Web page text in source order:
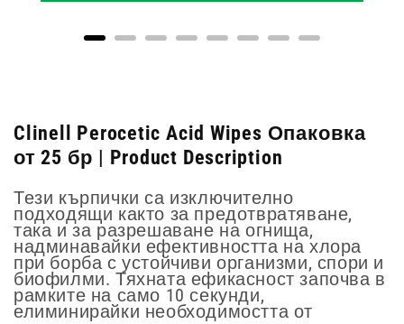
Clinell Perocetic Acid Wipes Опаковка
от 25 бр | Product Description
Тези кърпички са изключително
подходящи както за предотвратяване,
така и за разрешаване на огнища,
надминавайки ефективността на хлора
при борба с устойчиви организми, спори и
биофилми. Тяхната ефикасност започва в
рамките на само 10 секунди,
елиминирайки необходимостта от